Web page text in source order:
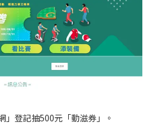
登記抽500元「動滋券」。